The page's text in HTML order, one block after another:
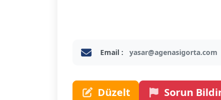
Email : yasar@agenasigorta.com
Düzelt Sorun